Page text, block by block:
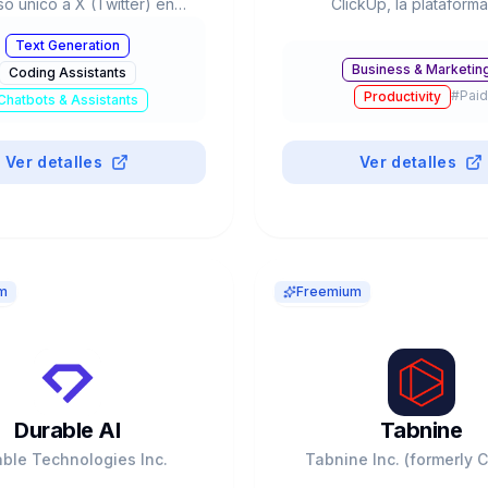
único a X (Twitter) en
Voice+Vision.
en $200-230B.
Text Generation
Coding Assistants
& Assistants
Ver detalles
ClickUp, la
proyectos, docs y
Fundada 2017. $4B
Business &
Productivity #Paid
Ver detalles
Durable AI
Technologies Inc.
Freemium
Tabnine
Tabnine Inc. (formerly